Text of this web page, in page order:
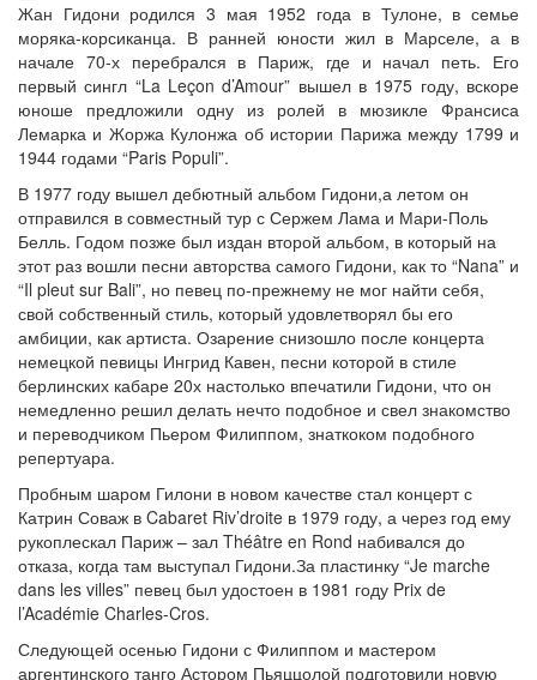
Жан Гидони родился 3 мая 1952 года в Тулоне, в семье
моряка-корсиканца. В ранней юности жил в Марселе, а в
начале 70-х перебрался в Париж, где и начал петь. Его
первый сингл “La Leçon d’Amour” вышел в 1975 году, вскоре
юноше предложили одну из ролей в мюзикле Франсиса
Лемарка и Жоржа Кулонжа об истории Парижа между 1799 и
1944 годами “Paris Populi”.
В 1977 году вышел дебютный альбом Гидони,а летом он
отправился в совместный тур с Сержем Лама и Мари-Поль
Белль. Годом позже был издан второй альбом, в который на
этот раз вошли песни авторства самого Гидони, как то “Nana” и
“Il pleut sur Bali”, но певец по-прежнему не мог найти себя,
свой собственный стиль, который удовлетворял бы его
амбиции, как артиста. Озарение снизошло после концерта
немецкой певицы Ингрид Кавен, песни которой в стиле
берлинских кабаре 20х настолько впечатили Гидони, что он
немедленно решил делать нечто подобное и свел знакомство
и переводчиком Пьером Филиппом, знаткоком подобного
репертуара.
Пробным шаром Гилони в новом качестве стал концерт с
Катрин Соваж в Cabaret Riv’droite в 1979 году, а через год ему
рукоплескал Париж – зал Théâtre en Rond набивался до
отказа, когда там выступал Гидони.За пластинку “Je marche
dans les villes” певец был удостоен в 1981 году Prix de
l’Académie Charles-Cros.
Следующей осенью Гидони с Филиппом и мастером
аргентинского танго Астором Пьяццолой подготовили новую